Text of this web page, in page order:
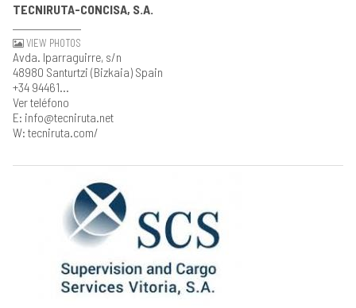
TECNIRUTA-CONCISA, S.A.
VIEW PHOTOS
Avda. Iparraguirre, s/n
48980 Santurtzi (Bizkaia) Spain
+34 94461...
Ver teléfono
E: info@tecniruta.net
W: tecniruta.com/